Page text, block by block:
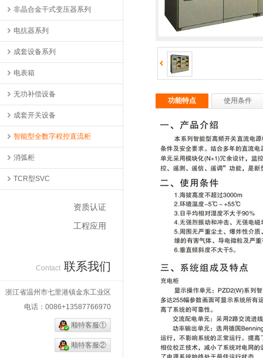
非晶合金干式变压器系列
电抗器系列
成套设备系列
电表箱
无功补偿设备
成套开关设备
智能型全数字程控直流柜
消弧柜
TCR型SVC
资质认证
工程应用
Contact 联系我们
浙江省温州市七里港镇金东工业区
电话：0086+13587766970
顺特客服①
顺特客服②
功能特点 使用条件